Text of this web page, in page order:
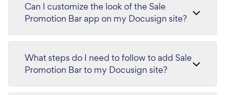
Can I customize the look of the Sale
Promotion Bar app on my Docusign site?
What steps do I need to follow to add Sale
Promotion Bar to my Docusign site?